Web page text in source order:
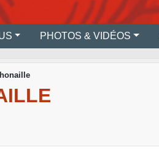
PHOTOS & VIDÉOS